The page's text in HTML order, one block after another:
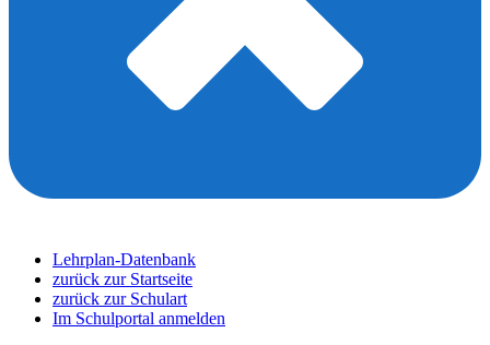
Lehrplan-Datenbank
zurück zur Startseite
zurück zur Schulart
Im Schulportal anmelden